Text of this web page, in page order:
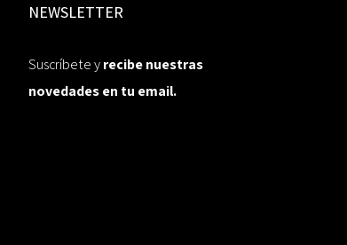
NEWSLETTER
Suscríbete yrecibe nuestras
novedades en tu email.